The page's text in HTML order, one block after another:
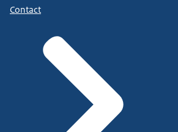
Contact